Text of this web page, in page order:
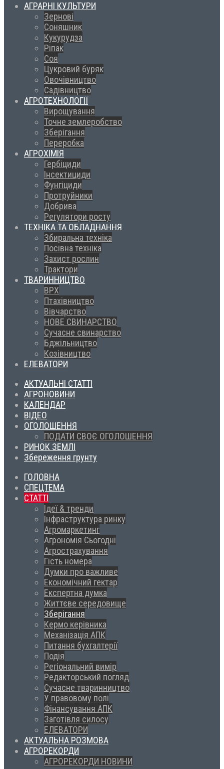
АГРАРНІ КУЛЬТУРИ
Зернові
Соняшник
Кукурудза
Ріпак
Соя
Цукровий буряк
Овочівництво
Садівництво
АГРОТЕХНОЛОГІЇ
Вирощування
Точне землеробство
Зберігання
Переробка
АГРОХІМІЯ
Гербіциди
Інсектициди
Фунгіциди
Протруйники
Добрива
Регулятори росту
ТЕХНІКА ТА ОБЛАДНАННЯ
Збиральна техніка
Посівна техніка
Захист рослин
Трактори
ТВАРИННИЦТВО
ВРХ
Птахівництво
Вівчарство
НОВЕ СВИНАРСТВО
Сучасне свинарство
Бджільництво
Козівництво
ЕЛЕВАТОРИ
АКТУАЛЬНІ СТАТТІ
АГРОНОВИНИ
КАЛЕНДАР
ВІДЕО
ОГОЛОШЕННЯ
ПОДАТИ СВОЄ ОГОЛОШЕННЯ
РИНОК ЗЕМЛІ
Збереження грунту
ГОЛОВНА
СПЕЦТЕМА
СТАТТІ
Ідеї & тренди
Інфраструктура ринку
Агромаркетинг
Агрономія Сьогодні
Агрострахування
Гість номера
Думки про важливе
Економічний гектар
Експертна думка
Життєве середовище
Зберігання
Кермо керівника
Механізація АПК
Питання бухгалтерії
Подія
Регіональний вимір
Редакторський погляд
Сучасне тваринництво
У правовому полі
Фінансування АПК
Заготівля силосу
ЕЛЕВАТОРИ
АКТУАЛЬНА РОЗМОВА
АГРОРЕКОРДИ
АГРОРЕКОРДИ НОВИНИ